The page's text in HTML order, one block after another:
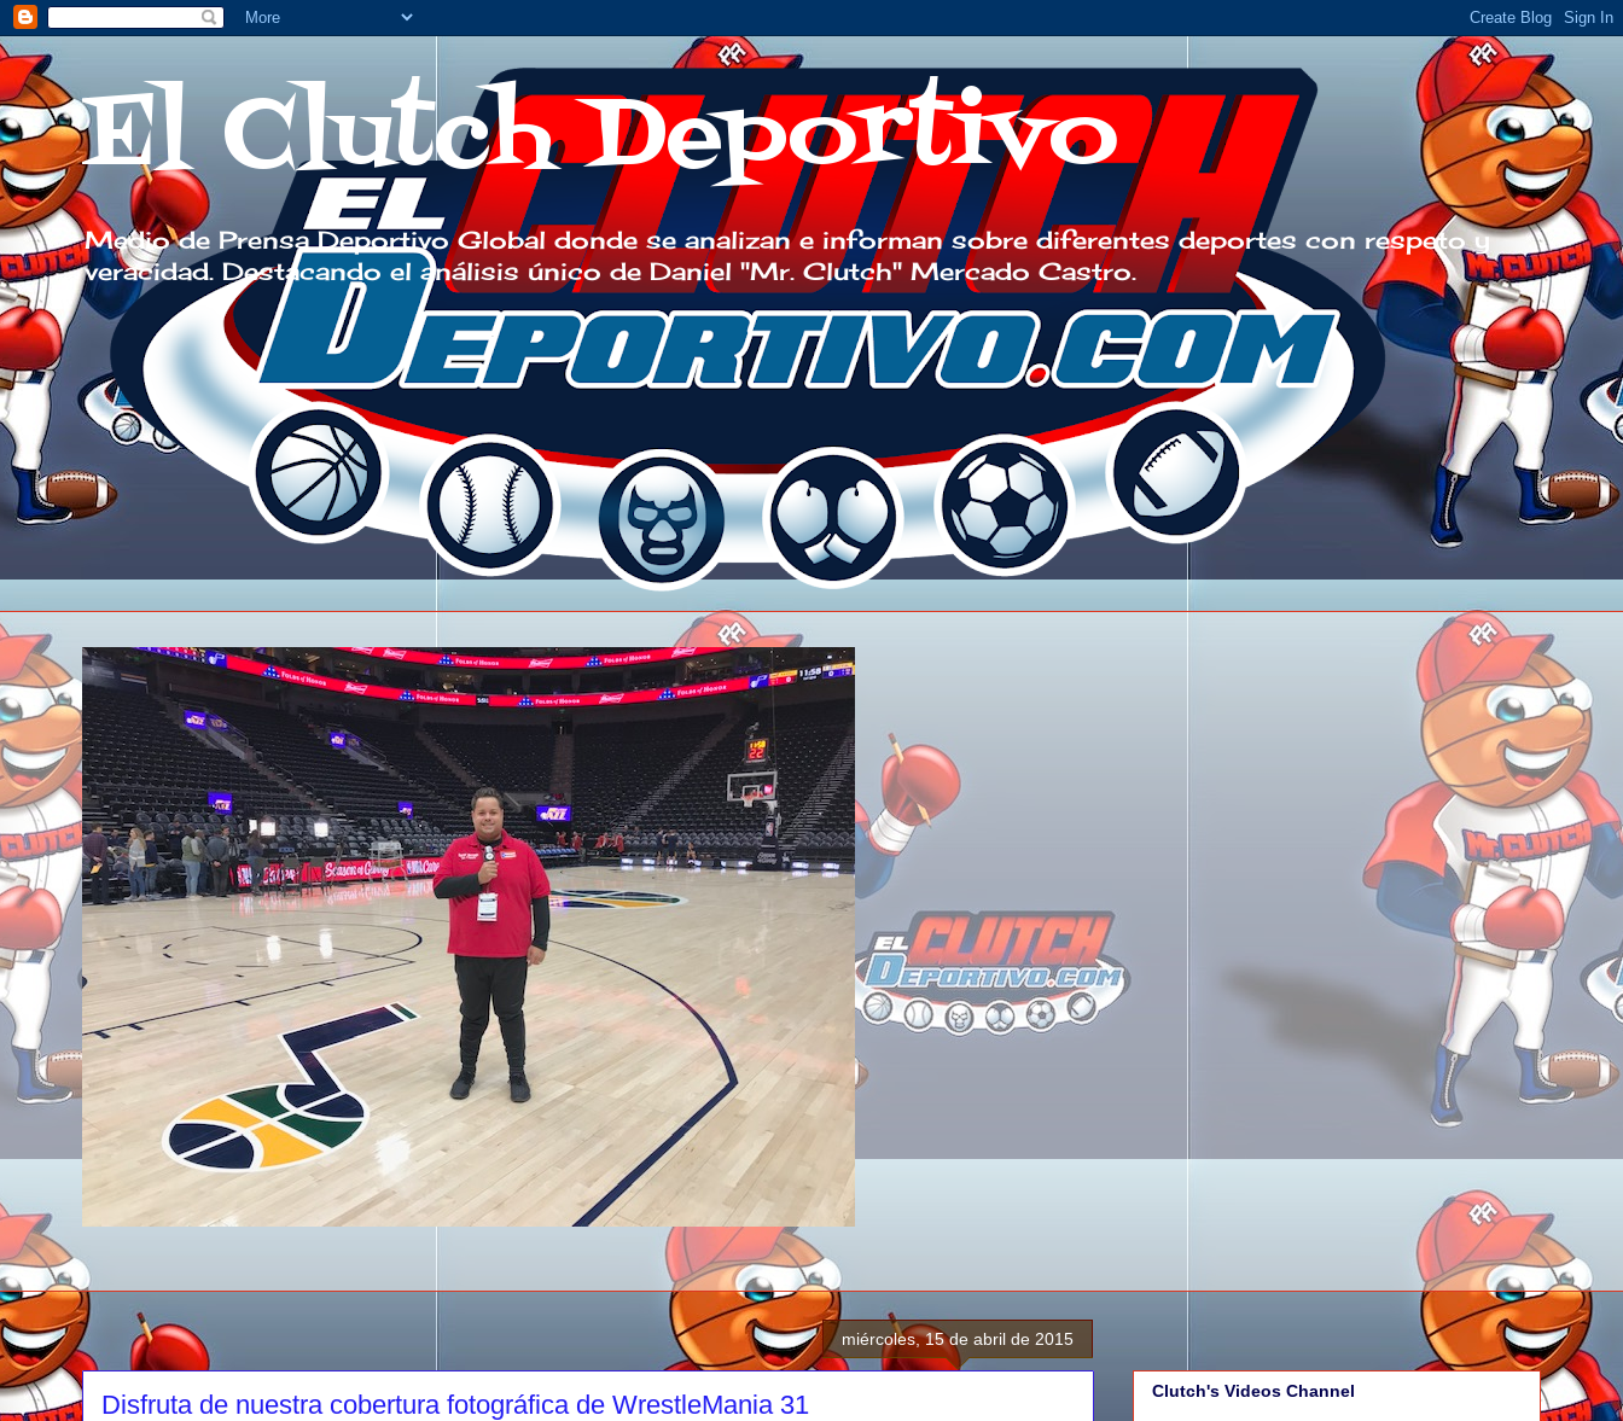
El Clutch Deportivo
Medio de Prensa Deportivo Global donde se analizan e informan sobre diferentes deportes con respeto y
veracidad. Destacando el análisis único de Daniel "Mr. Clutch" Mercado Castro.
miércoles, 15 de abril de 2015
Disfruta de nuestra cobertura fotográfica de WrestleMania 31 Clutch's Videos Channel